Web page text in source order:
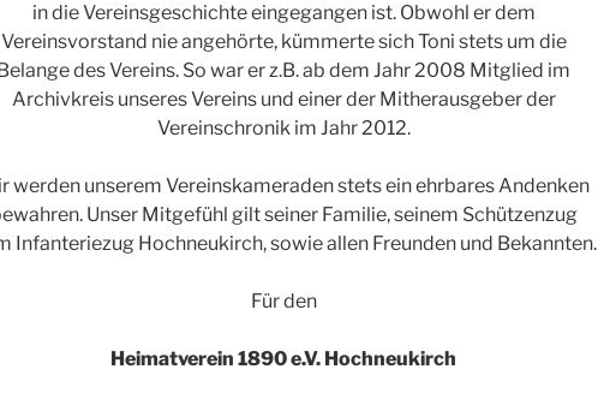
in die Vereinsgeschichte eingegangen ist. Obwohl er dem
Vereinsvorstand nie angehörte, kümmerte sich Toni stets um die
Belange des Vereins. So war er z.B. ab dem Jahr 2008 Mitglied im
Archivkreis unseres Vereins und einer der Mitherausgeber der
Vereinschronik im Jahr 2012.
werden unserem Vereinskameraden stets ein ehrbares Andenken
Unser Mitgefühl gilt seiner Familie, seinem Schützenzug
Infanteriezug Hochneukirch, sowie allen Freunden und Bekannten.
Für den
Heimatverein 1890 e.V. Hochneukirch